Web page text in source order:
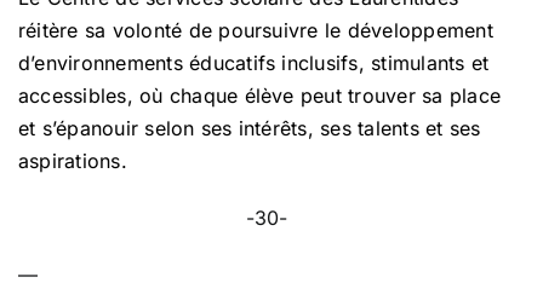
réitère sa volonté de poursuivre le développement
d’environnements éducatifs inclusifs, stimulants et
accessibles, où chaque élève peut trouver sa place
et s’épanouir selon ses intérêts, ses talents et ses
aspirations.
-30-
—